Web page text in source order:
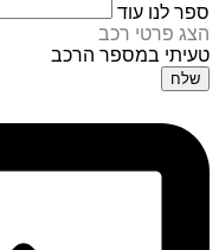
ספר לנו עוד
הצג פרטי רכב
טעיתי במספר הרכב
שלח